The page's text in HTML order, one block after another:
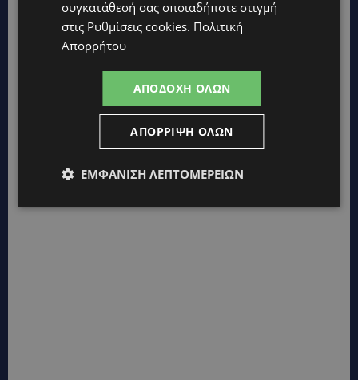
συγκατάθεσή σας οποιαδήποτε στιγμή
στις Ρυθμίσεις cookies. Πολιτική
Απορρήτου
ΑΠΟΔΟΧΉ ΌΛΩΝ
ΑΠΌΡΡΙΨΗ ΌΛΩΝ
ΕΜΦΆΝΙΣΗ ΛΕΠΤΟΜΕΡΕΙΏΝ